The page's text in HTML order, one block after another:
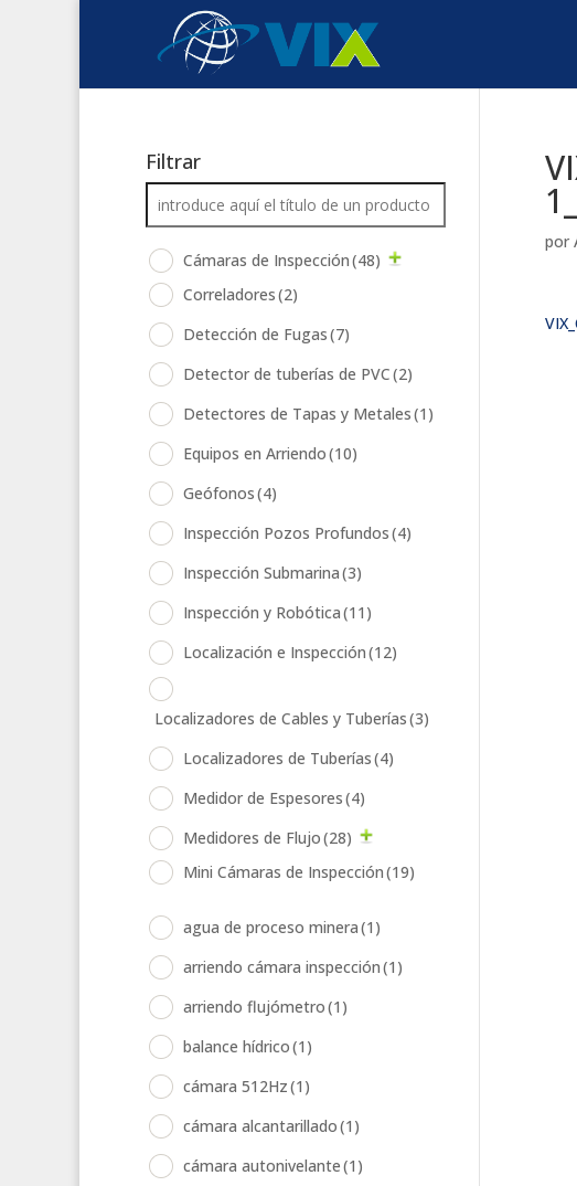
por
Filtrar
Cámaras de Inspección(48)
Correladores(2)
Detección de Fugas(7)
Detector de tuberías de PVC(2)
Detectores de Tapas y Metales(1)
Equipos en Arriendo(10)
Geófonos(4)
Inspección Pozos Profundos(4)
Inspección Submarina(3)
Inspección y Robótica(11)
Localización e Inspección(12)
Localizadores de Cables y Tuberías(3)
Localizadores de Tuberías(4)
Medidor de Espesores(4)
Medidores de Flujo(28)
Mini Cámaras de Inspección(19)
agua de proceso minera(1)
arriendo cámara inspección(1)
arriendo flujómetro(1)
balance hídrico(1)
cámara 512Hz(1)
cámara alcantarillado(1)
cámara autonivelante(1)